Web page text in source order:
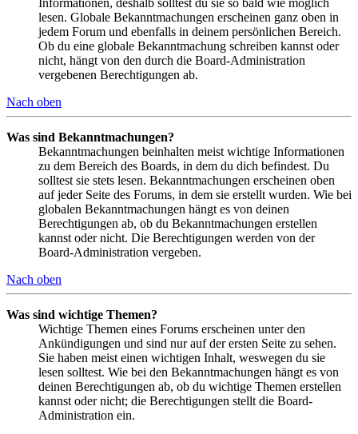
lesen. Globale Bekanntmachungen erscheinen ganz oben in
jedem Forum und ebenfalls in deinem persönlichen Bereich.
Ob du eine globale Bekanntmachung schreiben kannst oder
nicht, hängt von den durch die Board-Administration
vergebenen Berechtigungen ab.
Nach oben
Was sind Bekanntmachungen?
Bekanntmachungen beinhalten meist wichtige Informationen
zu dem Bereich des Boards, in dem du dich befindest. Du
solltest sie stets lesen. Bekanntmachungen erscheinen oben
auf jeder Seite des Forums, in dem sie erstellt wurden. Wie bei
globalen Bekanntmachungen hängt es von deinen
Berechtigungen ab, ob du Bekanntmachungen erstellen
kannst oder nicht. Die Berechtigungen werden von der
Board-Administration vergeben.
Nach oben
Was sind wichtige Themen?
Wichtige Themen eines Forums erscheinen unter den
Ankündigungen und sind nur auf der ersten Seite zu sehen.
Sie haben meist einen wichtigen Inhalt, weswegen du sie
lesen solltest. Wie bei den Bekanntmachungen hängt es von
deinen Berechtigungen ab, ob du wichtige Themen erstellen
kannst oder nicht; die Berechtigungen stellt die Board-
Administration ein.